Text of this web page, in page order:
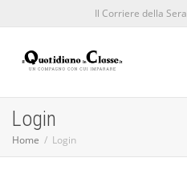
Il Corriere della Sera
Login
Home Login